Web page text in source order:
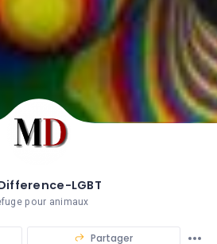
LGBT
pour animaux
Partager